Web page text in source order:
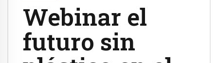
Webinar el
futuro sin